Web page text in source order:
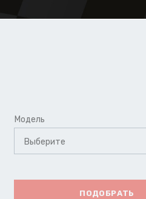
Модель
Выберите
ПОДОБРАТЬ